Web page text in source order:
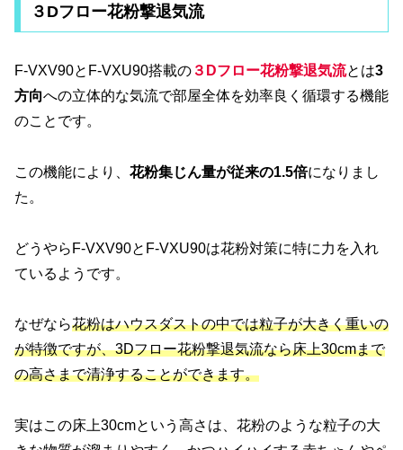
３Dフロー花粉撃退気流
F-VXV90とF-VXU90搭載の ３Dフロー花粉撃退気流とは3
方向への立体的な気流で部屋全体を効率良く循環する機能
のことです。
この機能により、 花粉集じん量が従来の1.5倍になりまし
た。
どうやらF-VXV90とF-VXU90は花粉対策に特に力を入れ
ているようです。
なぜなら花粉はハウスダストの中では粒子が大きく重いの
が特徴ですが、3Dフロー花粉撃退気流なら床上30cmまで
の高さまで清浄することができます。
実はこの床上30cmという高さは、花粉のような粒子の大